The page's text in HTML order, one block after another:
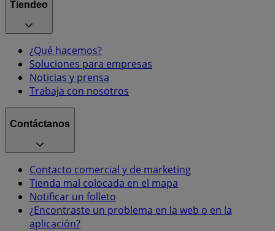
Tiendeo
¿Qué hacemos?
Soluciones para empresas
Noticias y prensa
Trabaja con nosotros
Contáctanos
Contacto comercial y de marketing
Tienda mal colocada en el mapa
Notificar un folleto
¿Encontraste un problema en la web o en la
aplicación?